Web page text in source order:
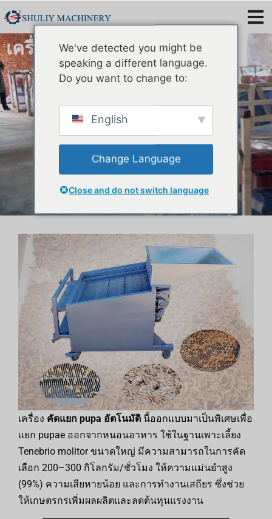
เครื่องคัดแยกตัวอ่อนหนอนด้วง
เครื่อง คัดแยก pupa อัตโนมัติ นี้ออกแบบมาเป็นพิเศษเพื่อ
แยก pupae ออกจากหนอนอาหาร ใช้ในฐานเพาะเลี้ยง
Tenebrio molitor ขนาดใหญ่ มีความสามารถในการคัด
เลือก 200–300 กิโลกรัม/ชั่วโมง ให้ความแม่นยำสูง
(99%) ความเสียหายน้อย และการทำงานเสถียร ซึ่งช่วย
ให้เกษตรกรเพิ่มผลผลิตและลดต้นทุนแรงงาน
We've detected you might be
speaking a different language.
Do you want to change to:
English
Change Language
Close and do not switch language